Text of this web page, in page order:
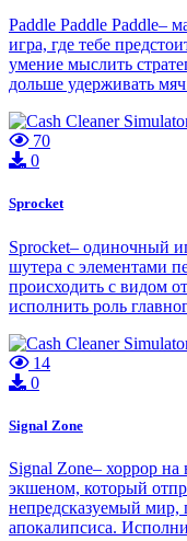
Paddle Paddle Paddle–
игра, где тебе
умение мыслить
дольше удерживать
70
0
Sprocket
Sprocket– одиночный
шутера с элементами
происходить с видом
исполнить роль
14
0
Signal Zone
Signal Zone– хоррор
экшеном, который
непредсказуемый
апокалипсиса.